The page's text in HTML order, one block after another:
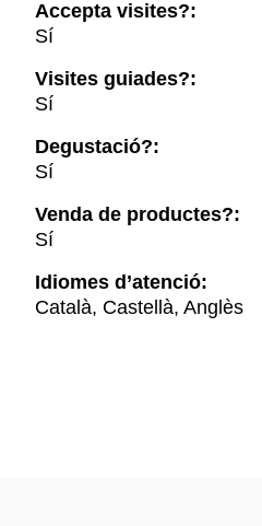
Accepta visites?:
Sí
Visites guiades?:
Sí
Degustació?:
Sí
Venda de productes?:
Sí
Idiomes d’atenció:
Català, Castellà, Anglès